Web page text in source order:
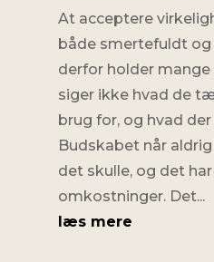
At acceptere
både smertefuldt
derfor holder mange
siger ikke hvad de
brug for, og hvad
Budskabet når
det skulle, og det
omkostninger. Det...
læs mere